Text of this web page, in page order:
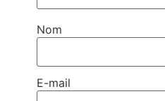
Nom
E-mail